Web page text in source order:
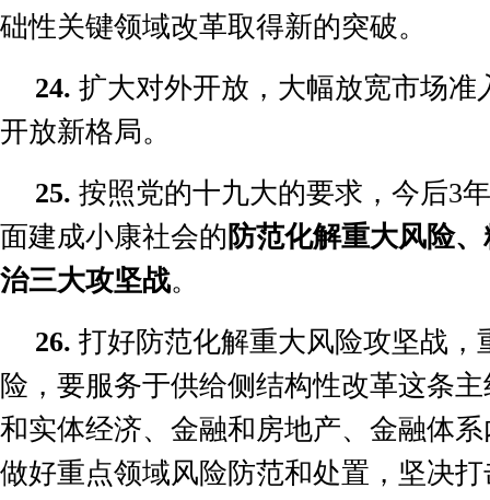
础性关键领域改革取得新的突破。
24. 扩大对外开放，大幅放宽市场准
开放新格局。
25. 按照党的十九大的要求，今后3
面建成小康社会的 防范化解重大风险
治三大攻坚战。
26. 打好防范化解重大风险攻坚战，
险，要服务于供给侧结构性改革这条
和实体经济、金融和房地产、金融体
做好重点领域风险防范和处置，坚决